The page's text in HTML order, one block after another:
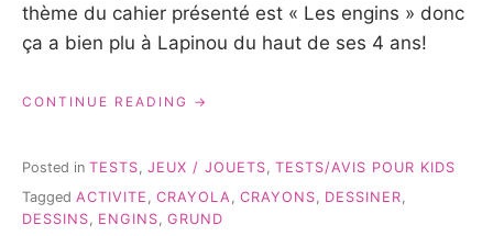
thème du cahier présenté est « Les engins » donc
ça a bien plu à Lapinou du haut de ses 4 ans!
CONTINUE READING « CRAYOLA
ENGINS
TEST
&
Posted in TESTS, JEUX / JOUETS, TESTS/AVIS POUR KIDS
Tagged ACTIVITE CRAYOLA CRAYONS DESSINER
DESSINS
ENGINS GRUND